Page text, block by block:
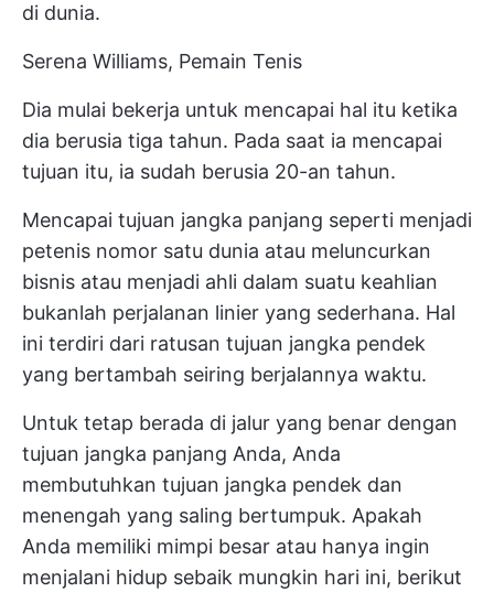
di dunia.
Serena Williams, Pemain Tenis
Dia mulai bekerja untuk mencapai hal itu ketika
dia berusia tiga tahun. Pada saat ia mencapai
tujuan itu, ia sudah berusia 20-an tahun.
Mencapai tujuan jangka panjang seperti menjadi
petenis nomor satu dunia atau meluncurkan
bisnis atau menjadi ahli dalam suatu keahlian
bukanlah perjalanan linier yang sederhana. Hal
ini terdiri dari ratusan tujuan jangka pendek
yang bertambah seiring berjalannya waktu.
Untuk tetap berada di jalur yang benar dengan
tujuan jangka panjang Anda, Anda
membutuhkan tujuan jangka pendek dan
menengah yang saling bertumpuk. Apakah
Anda memiliki mimpi besar atau hanya ingin
menjalani hidup sebaik mungkin hari ini, berikut